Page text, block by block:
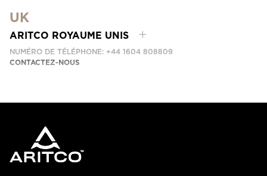
CONTACTEZ-NOUS
UK
ARITCO ROYAUME UNIS
NUMÉRO DE TÉLÉPHONE: +44 1604 808809
CONTACTEZ-NOUS